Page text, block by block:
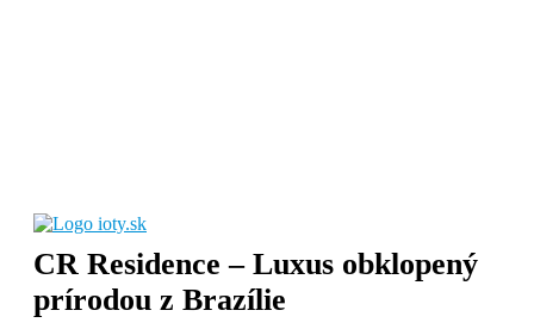
CR Residence – Luxus obklopený
prírodou z Brazílie